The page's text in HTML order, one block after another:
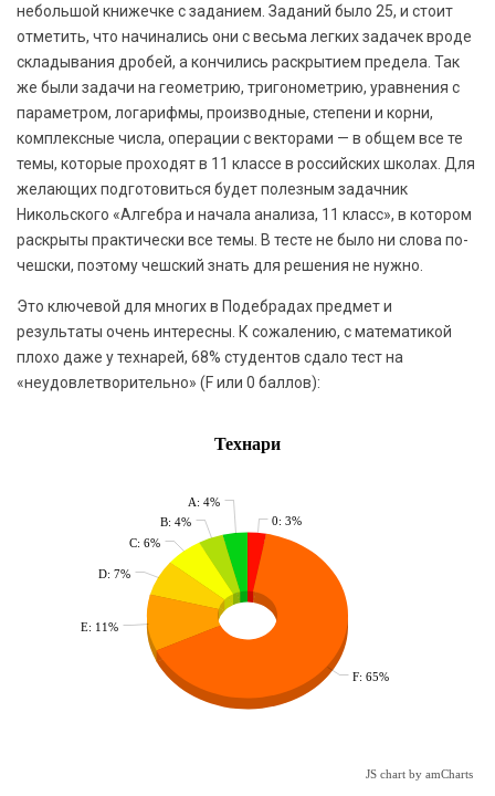
небольшой книжечке с заданием. Заданий было 25, и стоит
отметить, что начинались они с весьма легких задачек вроде
складывания дробей, а кончились раскрытием предела. Так
же были задачи на геометрию, тригонометрию, уравнения с
параметром, логарифмы, производные, степени и корни,
комплексные числа, операции с векторами — в общем все те
темы, которые проходят в 11 классе в российских школах. Для
желающих подготовиться будет полезным задачник
Никольского «Алгебра и начала анализа, 11 класс», в котором
раскрыты практически все темы. В тесте не было ни слова по-
чешски, поэтому чешский знать для решения не нужно.
Это ключевой для многих в Подебрадах предмет и
результаты очень интересны. К сожалению, с математикой
плохо даже у технарей, 68% студентов сдало тест на
«неудовлетворительно» (F или 0 баллов):
0: 3%
F: 65%
E: 11%
D: 7%
C: 6%
B: 4%
A: 4%
Технари
JS chart by amCharts